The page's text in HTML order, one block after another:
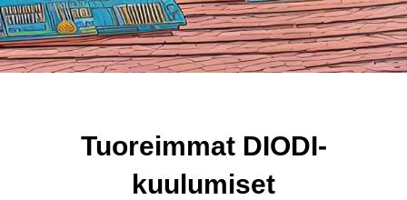
Tuoreimmat DIODI-
kuulumiset